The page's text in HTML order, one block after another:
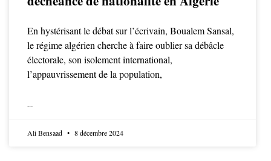
En hystérisant le débat sur l’écrivain, Boualem Sansal,
le régime algérien cherche à faire oublier sa débâcle
électorale, son isolement international,
l’appauvrissement de la population,
Ali Bensaad 8 décembre 2024